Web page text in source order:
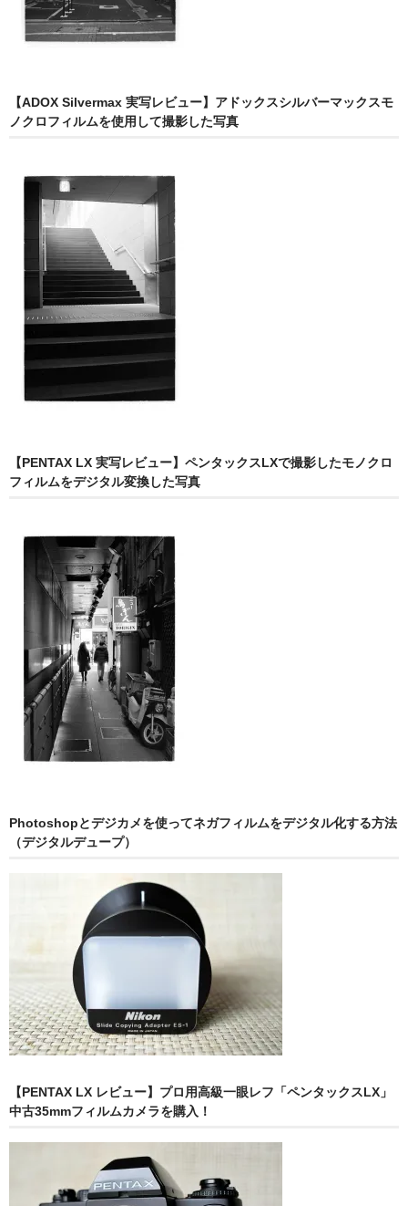
【ADOX Silvermax 実写レビュー】アドックスシルバーマックスモ
ノクロフィルムを使用して撮影した写真
【PENTAX LX 実写レビュー】ペンタックスLXで撮影したモノクロ
フィルムをデジタル変換した写真
Photoshopとデジカメを使ってネガフィルムをデジタル化する方法
（デジタルデュープ）
【PENTAX LX レビュー】プロ用高級一眼レフ「ペンタックスLX」
中古35mmフィルムカメラを購入！